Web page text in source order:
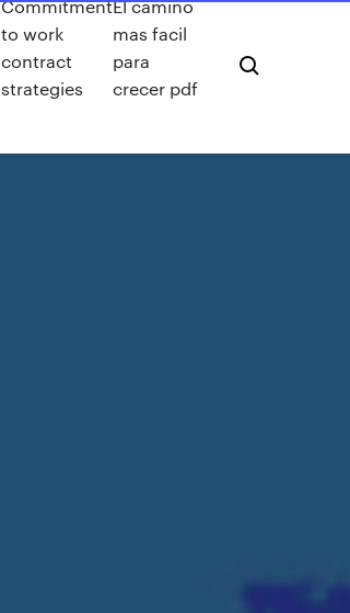
Commitment
to work
contract
strategies
El camino
mas facil
para
crecer pdf